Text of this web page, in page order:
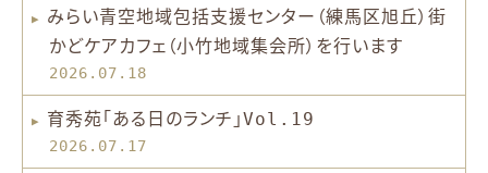
みらい青空地域包括支援センター（練馬区旭丘）街
かどケアカフェ（小竹地域集会所）を行います
2026.07.18
育秀苑「ある日のランチ」Vol.19
2026.07.17